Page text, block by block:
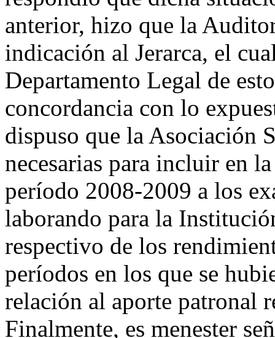
anterior, hizo que la
indicación al Jerarca, el
Departamento Legal de
concordancia con lo
dispuso que la Asociación
necesarias para incluir en
período 2008-2009 a los
laborando para la
respectivo de los
períodos en los que se
relación al aporte patronal
Finalmente, es menester